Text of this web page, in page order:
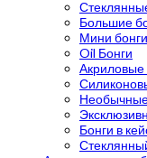
Большие
Мини бонги
Oil Бонги
Акриловые
Бонги в